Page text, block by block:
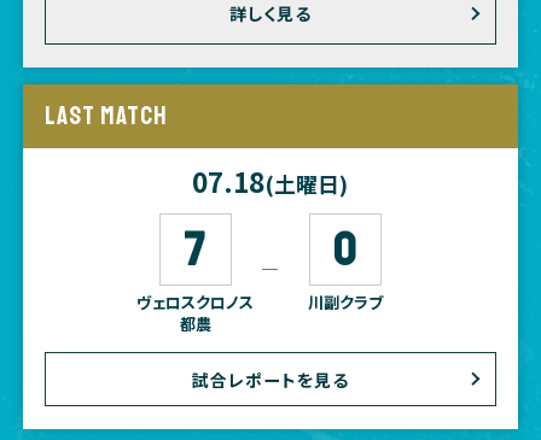
詳しく見る
LAST MATCH
07.18(土曜日)
7
ヴェロスクロノス
都農
― 0
川副クラブ
試合レポートを見る